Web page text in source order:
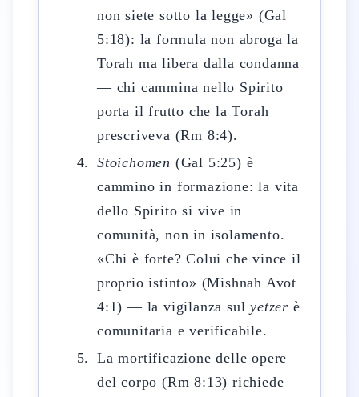
non siete sotto la legge» (Gal
5:18): la formula non abroga la
Torah ma libera dalla condanna
— chi cammina nello Spirito
porta il frutto che la Torah
prescriveva (Rm 8:4).
Stoichōmen (Gal 5:25) è
cammino in formazione: la vita
dello Spirito si vive in
comunità, non in isolamento.
«Chi è forte? Colui che vince il
proprio istinto» (Mishnah Avot
4:1) — la vigilanza sulyetzer è
comunitaria e verificabile.
La mortificazione delle opere
del corpo (Rm 8:13) richiede